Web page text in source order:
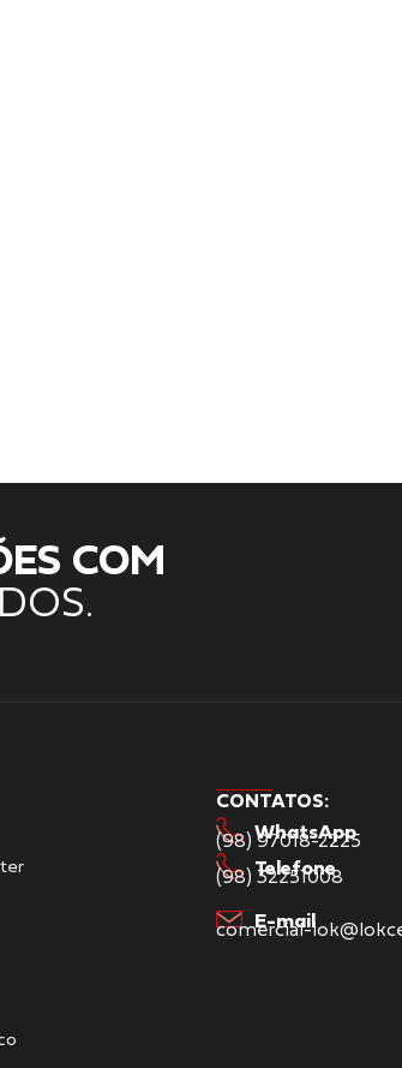
COM
CONTATOS:
WhatsApp
(98) 97018-2225
Telefone
(98) 32251008
E-mail
comercial-